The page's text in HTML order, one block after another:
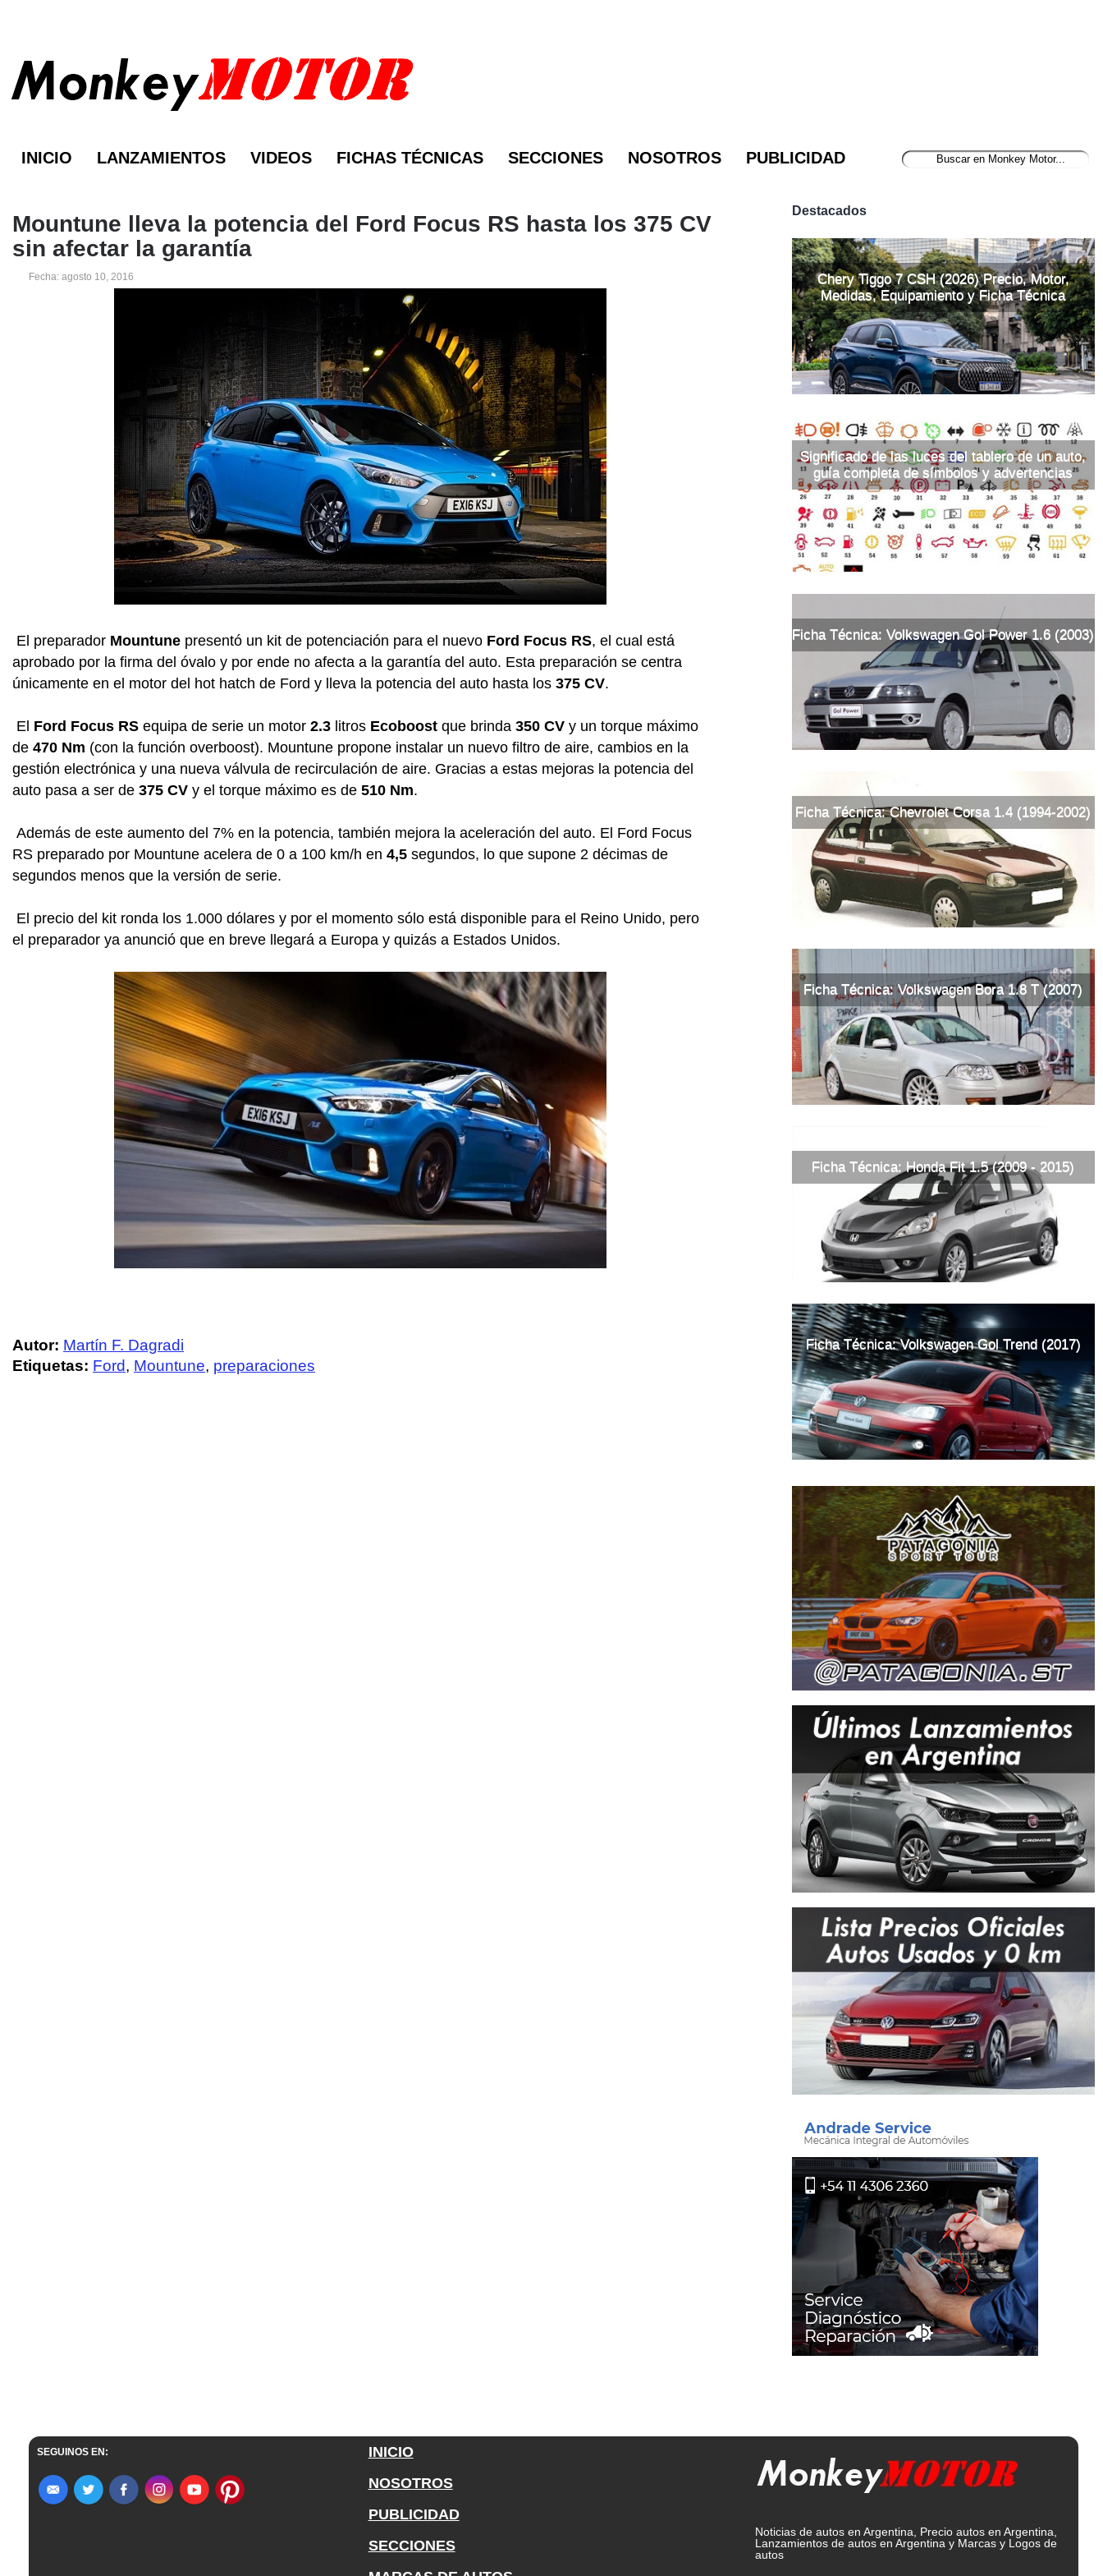
INICIO LANZAMIENTOS VIDEOS FICHAS TÉCNICAS SECCIONES NOSOTROS PUBLICIDAD
Mountune lleva la potencia del Ford Focus RS hasta los 375 CV
sin afectar la garantía
Fecha: agosto 10, 2016
El preparador Mountune presentó un kit de potenciación para el nuevo Ford Focus RS, el cual está
aprobado por la firma del óvalo y por ende no afecta a la garantía del auto. Esta preparación se centra
únicamente en el motor del hot hatch de Ford y lleva la potencia del auto hasta los 375 CV.
El Ford Focus RS equipa de serie un motor 2.3 litros Ecoboost que brinda 350 CV y un torque máximo
de 470 Nm (con la función overboost). Mountune propone instalar un nuevo filtro de aire, cambios en la
gestión electrónica y una nueva válvula de recirculación de aire. Gracias a estas mejoras la potencia del
auto pasa a ser de 375 CV y el torque máximo es de 510 Nm.
Además de este aumento del 7% en la potencia, también mejora la aceleración del auto. El Ford Focus
RS preparado por Mountune acelera de 0 a 100 km/h en 4,5 segundos, lo que supone 2 décimas de
segundos menos que la versión de serie.
El precio del kit ronda los 1.000 dólares y por el momento sólo está disponible para el Reino Unido, pero
el preparador ya anunció que en breve llegará a Europa y quizás a Estados Unidos.
Autor: Martín F. Dagradi
Etiquetas: Ford, Mountune, preparaciones
Destacados
Chery Tiggo 7 CSH (2026) Precio, Motor,
Medidas, Equipamiento y Ficha Técnica
Significado de las luces del tablero de un auto,
guía completa de símbolos y advertencias
Ficha Técnica: Volkswagen Gol Power 1.6 (2003)
Ficha Técnica: Chevrolet Corsa 1.4 (1994-2002)
Ficha Técnica: Volkswagen Bora 1.8 T (2007)
Ficha Técnica: Honda Fit 1.5 (2009 - 2015)
Ficha Técnica: Volkswagen Gol Trend (2017)
SEGUINOS EN:
INICIO
NOSOTROS
PUBLICIDAD
SECCIONES
Noticias de autos en Argentina, Precio autos en Argentina,
Lanzamientos de autos en Argentina y Marcas y Logos de
autos